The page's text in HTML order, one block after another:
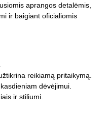
aprangos detalėmis,
ir baigiant oficialiomis
reikiamą pritaikymą.
dėvėjimui.
ir stiliumi.